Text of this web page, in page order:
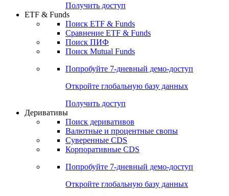
Получить доступ
ETF & Funds
Поиск ETF & Funds
Сравнение ETF & Funds
Поиск ПИФ
Поиск Mutual Funds
Попробуйте 7-дневный демо-доступ
Откройте глобальную базу данных
Получить доступ
Деривативы
Поиск деривативов
Валютные и процентные свопы
Суверенные CDS
Корпоративные CDS
Попробуйте 7-дневный демо-доступ
Откройте глобальную базу данных